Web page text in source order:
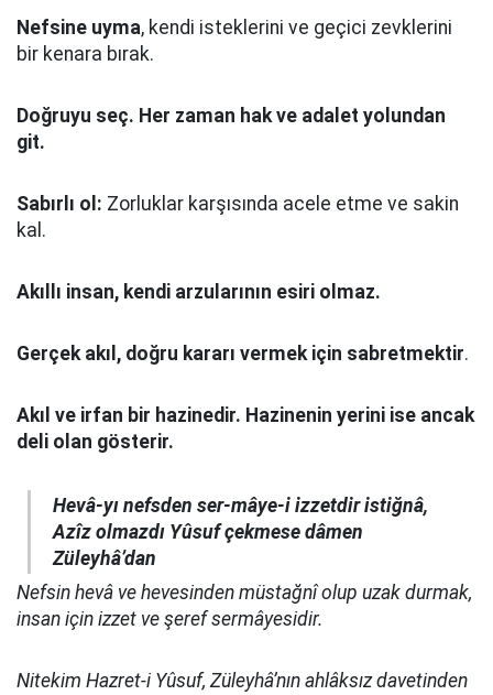
Nefsine uyma, kendi isteklerini ve geçici zevklerini
bir kenara bırak.
Doğruyu seç. Her zaman hak ve adalet yolundan
git.
Sabırlı ol: Zorluklar karşısında acele etme ve sakin
kal.
Akıllı insan, kendi arzularının esiri olmaz.
Gerçek akıl, doğru kararı vermek için sabretmektir.
Akıl ve irfan bir hazinedir. Hazinenin yerini ise ancak
deli olan gösterir.
Hevâ-yı nefsden ser-mâye-i izzetdir istiğnâ,
Azîz olmazdı Yûsuf çekmese dâmen
Züleyhâ’dan
Nefsin hevâ ve hevesinden müstağnî olup uzak durmak,
insan için izzet ve şeref sermâyesidir.
Nitekim Hazret-i Yûsuf, Züleyhâ’nın ahlâksız davetinden